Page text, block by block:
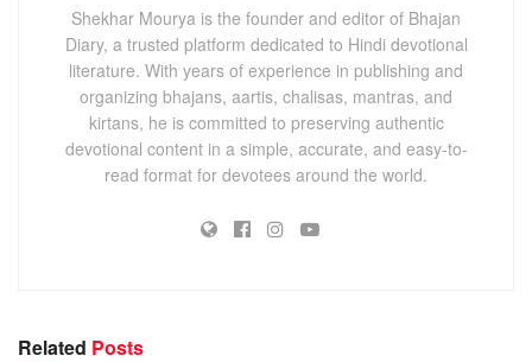
Shekhar Mourya is the founder and editor of Bhajan
Diary, a trusted platform dedicated to Hindi devotional
literature. With years of experience in publishing and
organizing bhajans, aartis, chalisas, mantras, and
kirtans, he is committed to preserving authentic
devotional content in a simple, accurate, and easy-to-
read format for devotees around the world.
Related Posts